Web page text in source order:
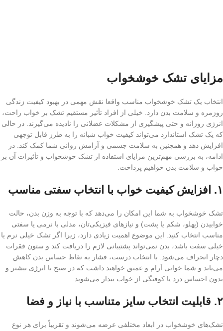
مزایای تشک خوشخواب
انتخاب یک تشک خوشخواب مناسب واقعا نقش مهمی در بهبود کیفیت زندگی
روزمره و سلامت بدن دارد. خیلی از افراد تأثیر مستقیم تشک بر خواب راحت،
انرژی روزانه و حتی پیشگیری از مشکلات عضلانی را نادیده می‌گیرند. در حالی
که یک تشک استاندارد می‌تواند کیفیت خواب شبانه را به طرز قابل توجهی
افزایش دهد و همچنین به سلامت جسمی و آرامش روانی شما کمک کند. در
ادامه، به بررسی مهم‌ترین مزایای استفاده از تشک خوشخواب و تأثیرات آن بر
خواب و سلامت بدن خواهیم پرداخت.
۱. افزایش کیفیت خواب با انتخاب سفتی مناسب
تشک خوشخواب به شما این امکان را می‌دهد که با توجه به وزن بدن، حالت
خوابیدن (پهلو، شکم یا پشت) و نیازهای فیزیکی‌تان، مدلی با نرمی یا سفتی
مناسب انتخاب کنید. این موضوع اهمیت زیادی دارد، زیرا اگر تشک خیلی نرم یا
خیلی سفت باشد، بدن نمی‌تواند پشتیبانی لازم را دریافت کند و ستون فقرات
دچار انحراف می‌شود. با انتخاب درست، فشار به نقاط حساس بدن کاهش
می‌یابد و شما خوابی آرام و عمیق خواهید داشت که در صبح با انرژی بیشتر و
بدون احساس درد یا کوفتگی از خواب بیدار می‌شوید.
۲. قابلیت انتخاب سایز متناسب با نیاز و فضا
تشک‌های خوشخواب در ابعاد مختلفی عرضه می‌شوند و تقریباً برای هر نوع